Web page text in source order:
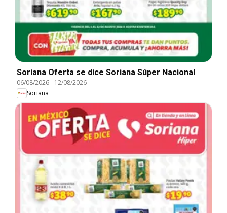
Soriana Oferta se dice Soriana Súper Nacional
06/08/2026- 12/08/2026
Soriana